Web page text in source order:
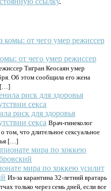
от чего умер режиссер
Тигран Кеосаян умер
Об этом сообщила его жена
[…]
риск для здоровья
секса Врач-гинеколог
том, что длительное сексуальное
[…]
мира по хоккею усилит
Из-за карантина 32-летний вратарь
только через семь дней, если все